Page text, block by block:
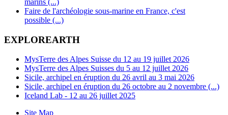
marins (...)
Faire de l'archéologie sous-marine en France, c'est
possible (...)
EXPLOREARTH
MysTerre des Alpes Suisse du 12 au 19 juillet 2026
MysTerre des Alpes Suisses du 5 au 12 juillet 2026
Sicile, archipel en éruption du 26 avril au 3 mai 2026
Sicile, archipel en éruption du 26 octobre au 2 novembre (...)
Iceland Lab - 12 au 26 juillet 2025
Site Map